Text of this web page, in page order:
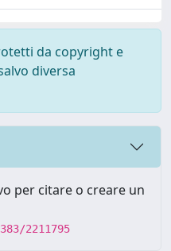
da copyright e
diversa
per citare o creare un
2211795